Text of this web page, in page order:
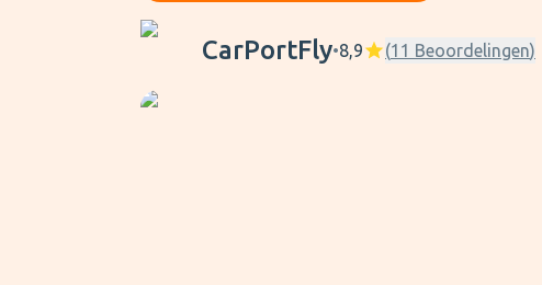
CarPortFly
CarPortFly•8,9 (11 Beoordelingen)